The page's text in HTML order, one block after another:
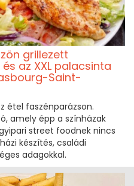
grillezett
az XXL palacsinta
Saint-
étel faszénparázson.
amely épp a színházak
street foodnek nincs
készítés, családi
adagokkal.